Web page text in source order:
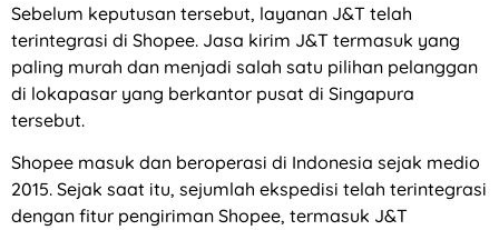
Sebelum keputusan tersebut, layanan J&T telah
terintegrasi di Shopee. Jasa kirim J&T termasuk yang
paling murah dan menjadi salah satu pilihan pelanggan
di lokapasar yang berkantor pusat di Singapura
tersebut.
Shopee masuk dan beroperasi di Indonesia sejak medio
2015. Sejak saat itu, sejumlah ekspedisi telah terintegrasi
dengan fitur pengiriman Shopee, termasuk J&T